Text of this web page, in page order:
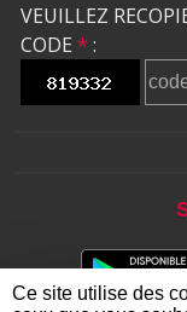
VEUILLEZ
CODE * :
Ce site utilise des